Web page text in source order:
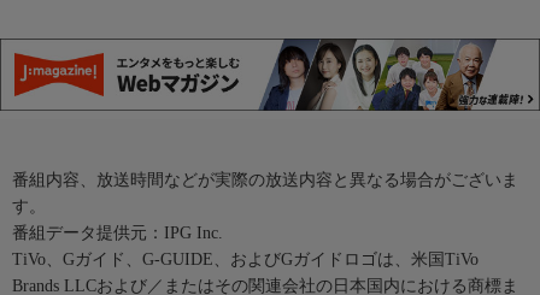
番組内容、放送時間などが実際の放送内容と異なる場合がございま
す。
番組データ提供元：IPG Inc.
TiVo、Gガイド、G-GUIDE、およびGガイドロゴは、米国TiVo
Brands LLCおよび／またはその関連会社の日本国内における商標ま